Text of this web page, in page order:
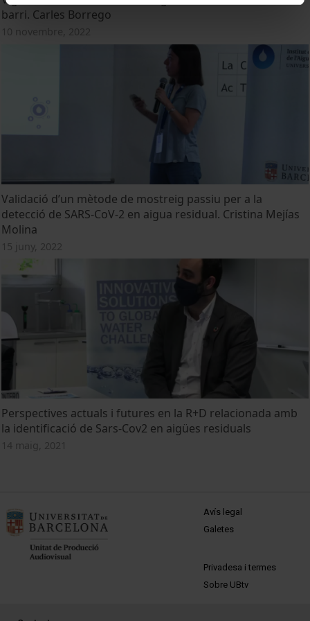
barri. Carles Borrego
10 novembre, 2022
Validació d’un mètode de mostreig passiu per a la
detecció de SARS-CoV-2 en aigua residual. Cristina Mejías
Molina
15 juny, 2022
Perspectives actuals i futures en la R+D relacionada amb
la identificació de Sars-Cov2 en aigües residuals
14 maig, 2021
MENÚ PEU 1
Avís legal
Galetes
PEU 2
Privadesa i termes
Sobre UBtv